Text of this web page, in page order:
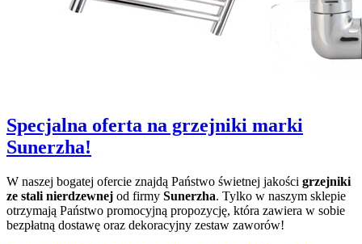
Specjalna oferta na grzejniki marki
Sunerzha!
W naszej bogatej ofercie znajdą Państwo świetnej jakości grzejniki
ze stali nierdzewnej od firmy Sunerzha. Tylko w naszym sklepie
otrzymają Państwo promocyjną propozycję, która zawiera w sobie
bezpłatną dostawę oraz dekoracyjny zestaw zaworów!